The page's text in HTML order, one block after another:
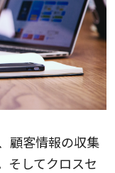
顧客情報の収集
そしてクロスセ